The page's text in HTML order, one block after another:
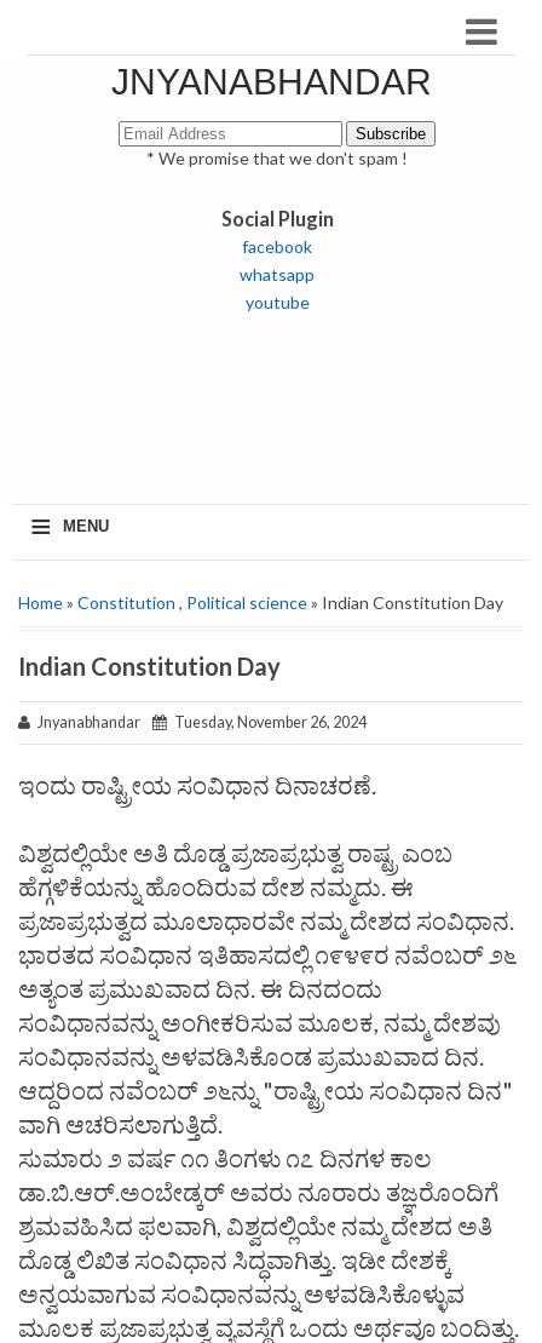
JNYANABHANDAR
* We promise that we don't spam !
Social Plugin
facebook
whatsapp
youtube
≡ MENU
Home» Constitution , Political science» Indian Constitution Day
Indian Constitution Day
Jnyanabhandar Tuesday, November 26, 2024
ಇಂದು ರಾಷ್ಟ್ರೀಯ ಸಂವಿಧಾನ ದಿನಾಚರಣೆ.
ವಿಶ್ವದಲ್ಲಿಯೇ ಅತಿ ದೊಡ್ಡ ಪ್ರಜಾಪ್ರಭುತ್ವ ರಾಷ್ಟ್ರ ಎಂಬ
ಹೆಗ್ಗಳಿಕೆಯನ್ನು ಹೊಂದಿರುವ ದೇಶ ನಮ್ಮದು. ಈ
ಪ್ರಜಾಪ್ರಭುತ್ವದ ಮೂಲಾಧಾರವೇ ನಮ್ಮ ದೇಶದ ಸಂವಿಧಾನ.
ಭಾರತದ ಸಂವಿಧಾನ ಇತಿಹಾಸದಲ್ಲಿ ೧೯೪೯ರ ನವೆಂಬರ್ ೨೬
ಅತ್ಯಂತ ಪ್ರಮುಖವಾದ ದಿನ. ಈ ದಿನದಂದು
ಸಂವಿಧಾನವನ್ನು ಅಂಗೀಕರಿಸುವ ಮೂಲಕ, ನಮ್ಮ ದೇಶವು
ಸಂವಿಧಾನವನ್ನು ಅಳವಡಿಸಿಕೊಂಡ ಪ್ರಮುಖವಾದ ದಿನ.
ಆದ್ದರಿಂದ ನವೆಂಬರ್ ೨೬ನ್ನು "ರಾಷ್ಟ್ರೀಯ ಸಂವಿಧಾನ ದಿನ"
ವಾಗಿ ಆಚರಿಸಲಾಗುತ್ತಿದೆ.
ಸುಮಾರು ೨ ವರ್ಷ ೧೧ ತಿಂಗಳು ೧೭ ದಿನಗಳ ಕಾಲ
ಡಾ.ಬಿ.ಆರ್.ಅಂಬೇಡ್ಕರ್ ಅವರು ನೂರಾರು ತಜ್ಞರೊಂದಿಗೆ
ಶ್ರಮವಹಿಸಿದ ಫಲವಾಗಿ, ವಿಶ್ವದಲ್ಲಿಯೇ ನಮ್ಮ ದೇಶದ ಅತಿ
ದೊಡ್ಡ ಲಿಖಿತ ಸಂವಿಧಾನ ಸಿದ್ಧವಾಗಿತ್ತು. ಇಡೀ ದೇಶಕ್ಕೆ
ಅನ್ವಯವಾಗುವ ಸಂವಿಧಾನವನ್ನು ಅಳವಡಿಸಿಕೊಳ್ಳುವ
ಮೂಲಕ ಪ್ರಜಾಪ್ರಭುತ್ವ ವ್ಯವಸ್ಥೆಗೆ ಒಂದು ಅರ್ಥವೂ ಬಂದಿತ್ತು.